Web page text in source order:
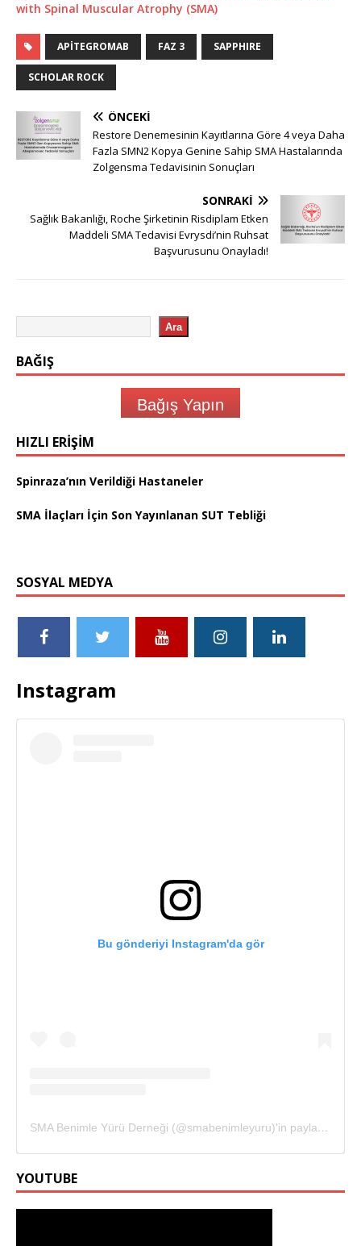
with Spinal Muscular Atrophy (SMA)
APITEGROMAB FAZ 3 SAPPHIRE
SCHOLAR ROCK
ÖNCEKI
Restore Denemesinin Kayıtlarına Göre 4 veya Daha
Fazla SMN2 Kopya Genine Sahip SMA Hastalarında
Zolgensma Tedavisinin Sonuçları
SONRAKI
Sağlık Bakanlığı, Roche Şirketinin Risdiplam Etken
Maddeli SMA Tedavisi Evrysdi’nin Ruhsat
Başvurusunu Onayladı!
Ara
BAĞIŞ
Bağış Yapın
HIZLI ERIŞIM
Spinraza’nın Verildiği Hastaneler
SMA İlaçları İçin Son Yayınlanan SUT Tebliği
SOSYAL MEDYA
Instagram
Bu gönderiyi Instagram'da gör
SMA Benimle Yürü Derneği (@smabenimleyuru)'in paylaştığı bir gönderi
YOUTUBE